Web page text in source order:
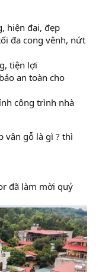
hiện đại, đẹp
đa cong vênh, nứt
tiện lợi
an toàn cho
công trình nhà
vân gỗ là gì ? thì
đã làm mời quý